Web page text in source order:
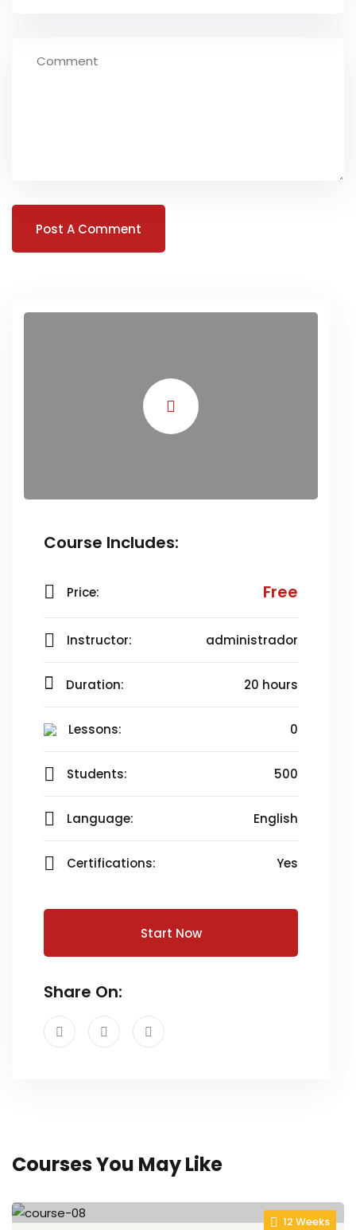
Course Includes:
Price: Free
Instructor: administrador
Duration: 20 hours
Lessons: 0
Students: 500
Language: English
Certifications: Yes
Start Now
Share On:
Courses You May Like
12 Weeks